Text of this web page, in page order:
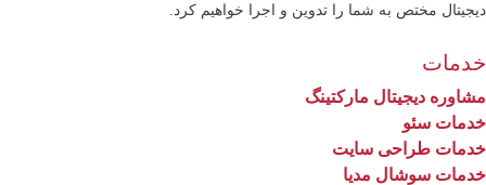
مختص به شما را تدوین و اجرا خواهیم کرد.
دیجیتال مارکتینگ
سئو
طراحی سایت
سوشال مدیا